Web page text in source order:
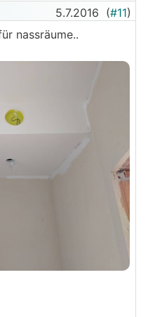
5.7.2016 (#11)
nassräume..